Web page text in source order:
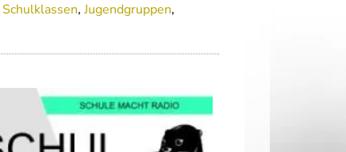
Schulklassen,Jugendgruppen,